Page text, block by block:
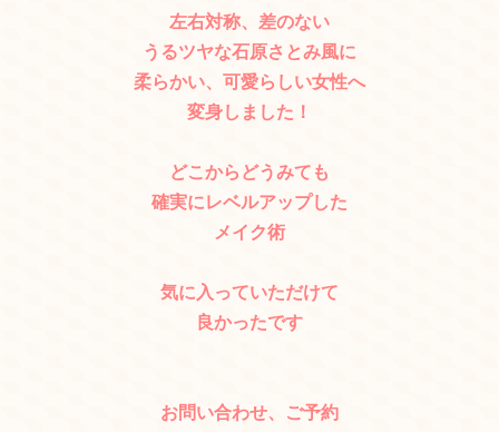
左右対称、差のない
うるツヤな石原さとみ風に
柔らかい、可愛らしい女性へ
変身しました！
どこからどうみても
確実にレベルアップした
メイク術
気に入っていただけて
良かったです
お問い合わせ、ご予約